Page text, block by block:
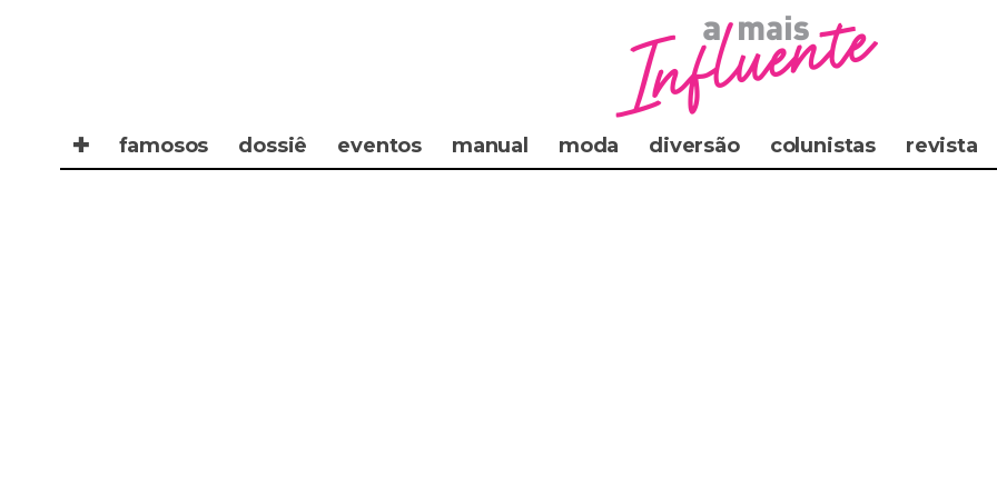
✚ famosos dossiê eventos manual moda diversão colunistas revista